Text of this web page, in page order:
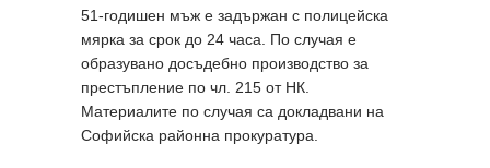
51-годишен мъж е задържан с полицейска
мярка за срок до 24 часа. По случая е
образувано досъдебно производство за
престъпление по чл. 215 от НК.
Материалите по случая са докладвани на
Софийска районна прокуратура.